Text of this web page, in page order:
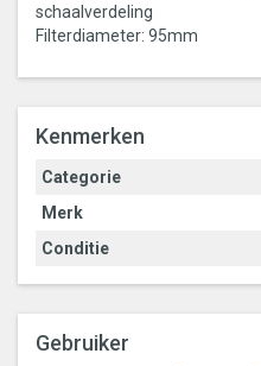
schaalverdeling
Filterdiameter: 95mm
Kenmerken
Categorie
Merk
Conditie
Gebruiker